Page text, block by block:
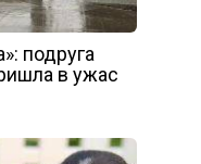
подруга
в ужас